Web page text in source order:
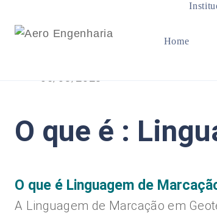
Home
O que é :
O que é Linguagem de
A Linguagem de Marcação em